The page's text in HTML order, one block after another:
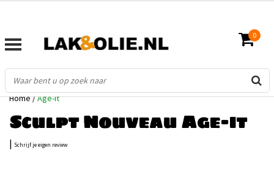
0
Home/Age-it
Sculpt Nouveau Age-it
| Schrijf je eigen review